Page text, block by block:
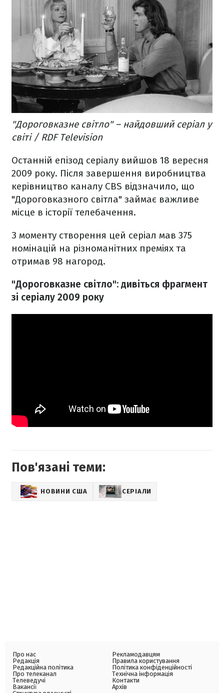
"Дороговказне світло" – найдовший серіал у
світі / RDF Television
Останній епізод серіалу вийшов 18 вересня
2009 року. Після завершення виробництва
керівництво каналу CBS відзначило, що
"Дороговказного світла" займає важливе
місце в історії телебачення.
З моменту створення цей серіал мав 375
номінацій на різноманітних преміях та
отримав 98 нагород.
"Дороговказне світло": дивіться фрагмент
зі серіалу 2009 року
Пов'язані теми:
НОВИНИ США СЕРІАЛИ
Про нас
Редакція
Редакційна політика
Про телеканал
Телеведучі
Вакансії
Рекламодавцям
Правила користування
Політика конфіденційності
Технічна інформація
Контакти
Архів